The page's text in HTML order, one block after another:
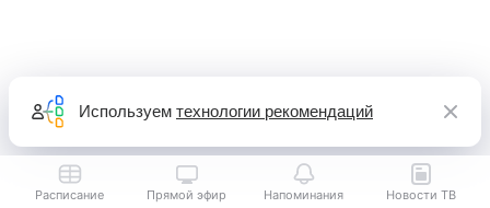
Расписание Прямой эфир Напоминания Новости ТВ
Используем технологии рекомендаций